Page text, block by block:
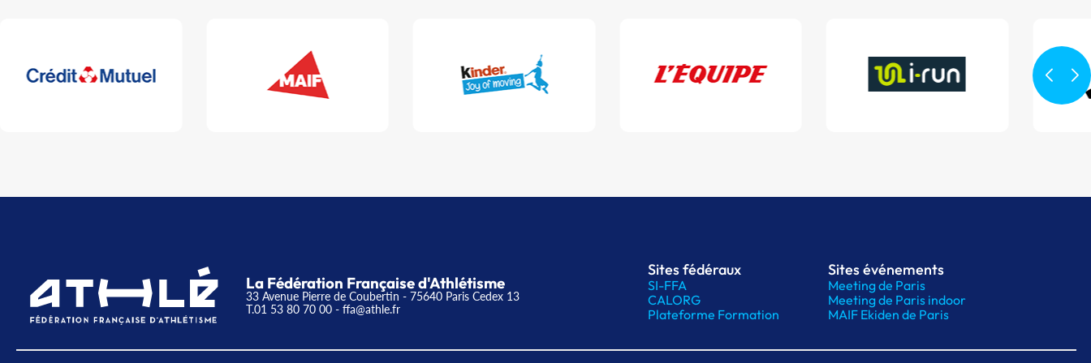
La Fédération Française d'Athlétisme
33 Avenue Pierre de Coubertin - 75640 Paris Cedex 13
T.01 53 80 70 00 - ffa@athle.fr
Sites fédéraux
SI-FFA
CALORG
Plateforme Formation
Sites événements
Meeting de Paris
Meeting de Paris indoor
MAIF Ekiden de Paris